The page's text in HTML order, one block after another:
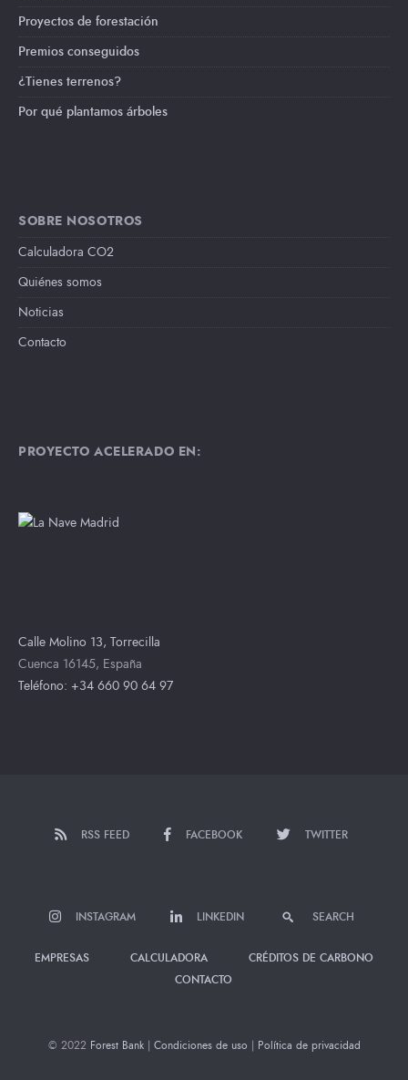
Proyectos de forestación
Premios conseguidos
¿Tienes terrenos?
Por qué plantamos árboles
SOBRE NOSOTROS
Calculadora CO2
Quiénes somos
Noticias
Contacto
PROYECTO ACELERADO EN:
Calle Molino 13, Torrecilla
Cuenca 16145, España
Teléfono: +34 660 90 64 97
RSS FEED FACEBOOK TWITTER
INSTAGRAM LINKEDIN SEARCH
EMPRESAS CALCULADORA
CRÉDITOS DE CARBONO
CONTACTO
© 2022 Forest Bank| Condiciones de uso | Política de privacidad